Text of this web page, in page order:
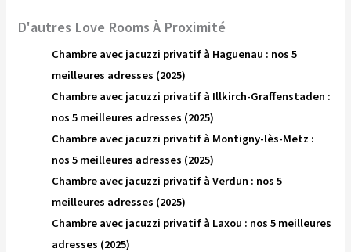
D'autres Love Rooms À Proximité
Chambre avec jacuzzi privatif à Haguenau : nos 5
meilleures adresses (2025)
Chambre avec jacuzzi privatif à Illkirch-Graffenstaden :
nos 5 meilleures adresses (2025)
Chambre avec jacuzzi privatif à Montigny-lès-Metz :
nos 5 meilleures adresses (2025)
Chambre avec jacuzzi privatif à Verdun : nos 5
meilleures adresses (2025)
Chambre avec jacuzzi privatif à Laxou : nos 5 meilleures
adresses (2025)